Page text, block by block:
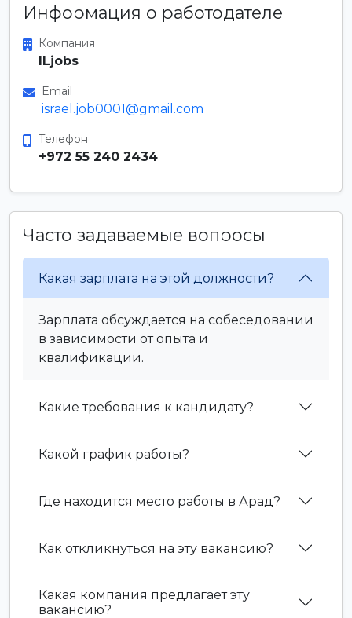
Информация о работодателе
Компания
ILjobs
Email
israel.job0001@gmail.com
Телефон
+972 55 240 2434
Часто задаваемые вопросы
Какая зарплата на этой должности?
Зарплата обсуждается на собеседовании
в зависимости от опыта и
квалификации.
Какие требования к кандидату?
Какой график работы?
Где находится место работы в Арад?
Как откликнуться на эту вакансию?
Какая компания предлагает эту
вакансию?